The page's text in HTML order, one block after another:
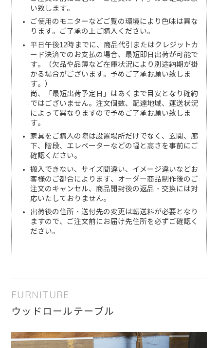
い致します。
ご使用のモニターなどご覧の環境により色味は異な
ります。ご了承の上ご購入ください。
平日午後12時までに、商品代引またはクレジットカ
ード決済でのお支払の場合、最短即日出荷が可能で
す。（欠品や品薄など在庫状況により別途納期が掛
かる場合がございます。予めご了承お願い致しま
す。）
尚、「最短出荷予定日」はあくまで目安となり確約
ではございません。注文個数、配達地域、運送状況
によって異なりますので予めご了承お願い致しま
す。
家具をご購入の際は設置場所だけでなく、玄関、廊
下、階段、エレベーターなどの幅と高さを事前にご
確認ください。
搬入できない、サイズ間違い、イメージ違いなどお
客様のご都合によります、オーダー商品制作後のご
注文のキャンセル、商品開封後の返品・交換には対
応いたしておりません。
出荷後の住所・送付先の変更は転送料が必要となり
ますので、ご注文前にお届け先住所を必ずご確認く
ださい。
FURNITURE
ウッドロールテーブル